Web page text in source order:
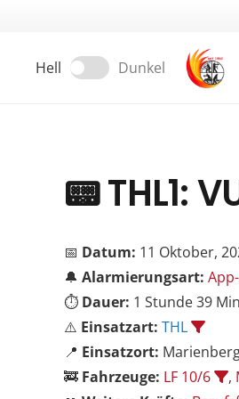
Hell Dunkel
📟THL1:
📅 Datum: 11 Oktober,
🔔 Alarmierungsart:
⏱️ Dauer: 1 Stunde 39
⚠️ Einsatzart: THL
📍 Einsatzort:
🚒 Fahrzeuge: LF 10/6 ,